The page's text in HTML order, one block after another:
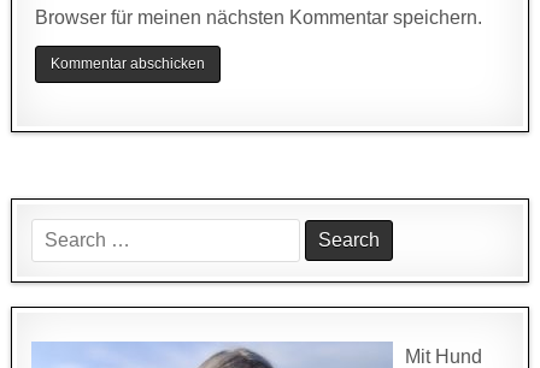
Browser für meinen nächsten Kommentar speichern.
Search
for:
Mit Hund